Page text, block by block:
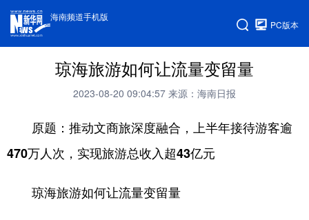
海南频道手机版
PC版本
琼海旅游如何让流量变留量
2023-08-20 09:04:57 来源：海南日报
原题：推动文商旅深度融合，上半年接待游客逾
470万人次，实现旅游总收入超43亿元
琼海旅游如何让流量变留量